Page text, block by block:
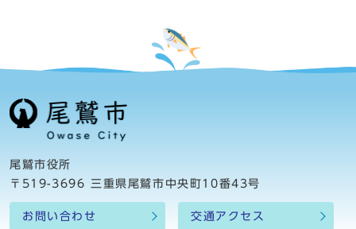
尾鷲市役所
〒519-3696 三重県尾鷲市中央町10番43号
お問い合わせ 交通アクセス